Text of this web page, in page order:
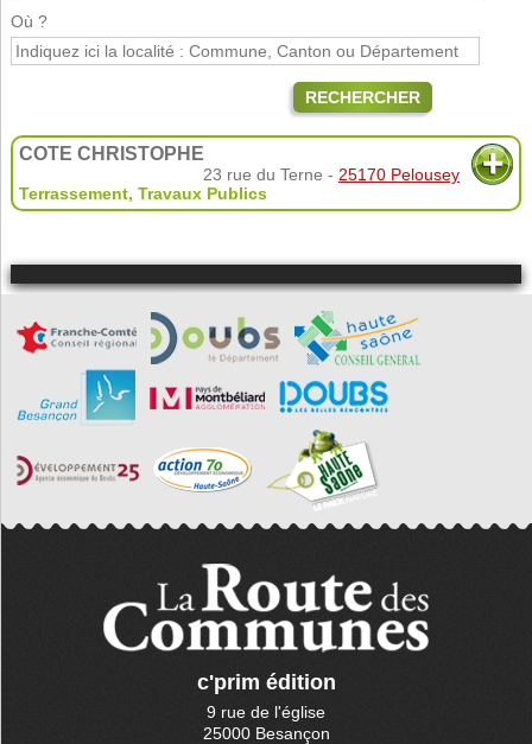
Où ?
RECHERCHER
COTE CHRISTOPHE
23 rue du Terne - 25170 Pelousey
Terrassement, Travaux Publics
c'prim édition
9 rue de l'église
25000 Besançon